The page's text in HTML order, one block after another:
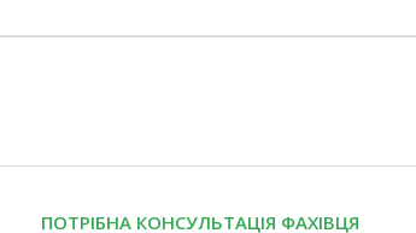
ПОТРІБНА КОНСУЛЬТАЦІЯ ФАХІВЦЯ